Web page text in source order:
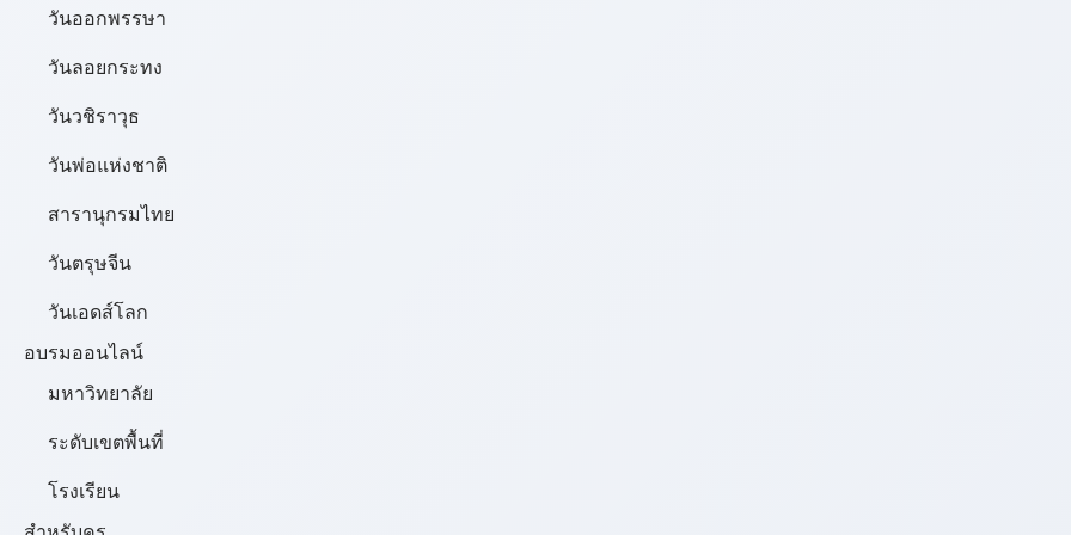
วันออกพรรษา
วันลอยกระทง
วันวชิราวุธ
วันพ่อแห่งชาติ
สารานุกรมไทย
วันตรุษจีน
วันเอดส์โลก
อบรมออนไลน์
มหาวิทยาลัย
ระดับเขตพื้นที่
โรงเรียน